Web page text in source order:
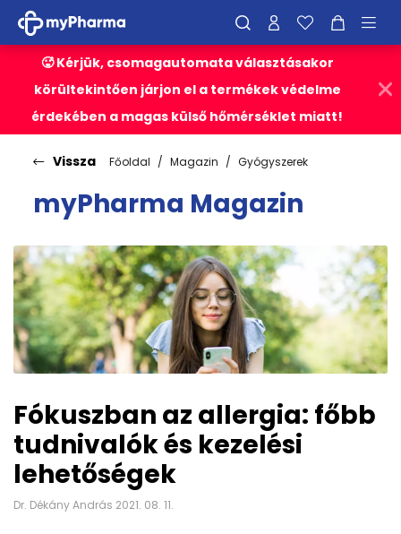
🥵 Kérjük, csomagautomata választásakor
körültekintően járjon el a termékek védelme
érdekében a magas külső hőmérséklet miatt!
Vissza Főoldal Magazin Gyógyszerek
myPharma Magazin
Fókuszban az allergia: főbb
tudnivalók és kezelési
lehetőségek
Dr. Dékány András 2021. 08. 11.